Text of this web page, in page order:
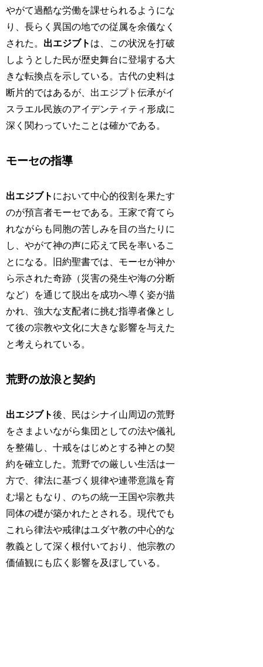
やがて過酷な労働を課せられるようにな
り、長らく異国の地での従属を余儀なく
された。 出エジブト は、この状況を打破
しようとした民が歴史舞台に登場する大
きな転換点を示している。古代の史料は
断片的ではあるが、出エジプト伝承がイ
スラエル民族のアイデンティティ形成に
深く関わっていたことは確かである。
モーセの指導
出エジブト において中心的役割を果たす
のが預言者モーセである。王家で育てら
れながらも同胞の苦しみを目の当たりに
し、やがて神の声に応えて民を率いるこ
とになる。旧約聖書では、モーセが神か
ら示された奇跡（災害の発生や海の分断
など）を通じて脱出を成功へ導く姿が描
かれ、強大な支配者に挑む指導者像とし
て後の宗教や文化に大きな影響を与えた
と考えられている。
荒野の放浪と契約
出エジブト後、民はシナイ山周辺の荒野
をさまよいながら集団としての法や儀礼
を整備し、十戒をはじめとする神との契
約を確立した。荒野での厳しい生活は一
方で、律法に基づく規律や連帯意識を育
む場ともなり、のちの統一王国や宗教共
同体の礎が築かれたとされる。現代でも
これら律法や戒律はユダヤ教の中心的な
教義として深く根付いており、他宗教の
価値観にも広く影響を及ぼしている。